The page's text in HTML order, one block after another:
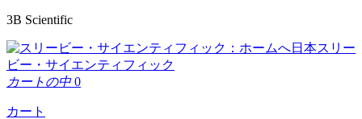
3B Scientific
日本スリー
ビー・サイエンティフィック
カートの中 0
カート